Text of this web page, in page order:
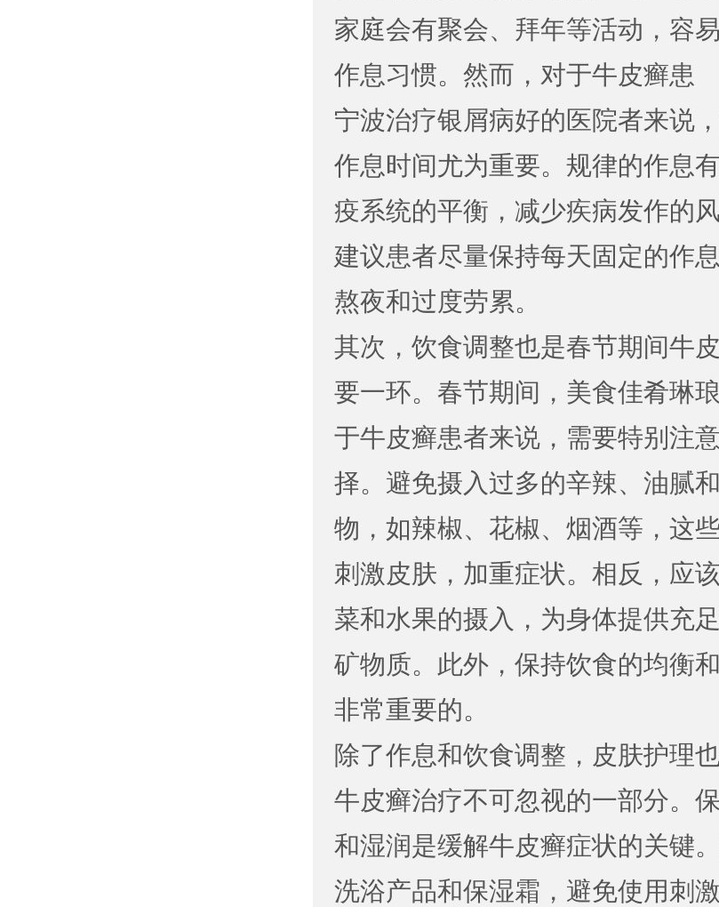
家庭会有聚会、拜年等活动，容
作息习惯。然而，对于牛皮癣患
宁波治疗银屑病好的医院者来说
作息时间尤为重要。规律的作息
疫系统的平衡，减少疾病发作的
建议患者尽量保持每天固定的作
熬夜和过度劳累。
其次，饮食调整也是春节期间牛
要一环。春节期间，美食佳肴琳
于牛皮癣患者来说，需要特别注
择。避免摄入过多的辛辣、油腻
物，如辣椒、花椒、烟酒等，这
刺激皮肤，加重症状。相反，应
菜和水果的摄入，为身体提供充
矿物质。此外，保持饮食的均衡
非常重要的。
除了作息和饮食调整，皮肤护理
牛皮癣治疗不可忽视的一部分。
和湿润是缓解牛皮癣症状的关键
洗浴产品和保湿霜，避免使用刺